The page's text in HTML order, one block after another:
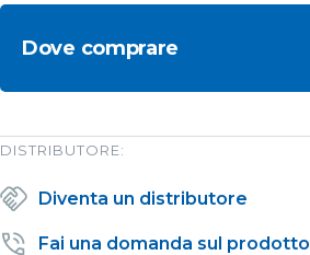
Dove comprare
DISTRIBUTORE:
Diventa un distributore
Fai una domanda sul prodotto